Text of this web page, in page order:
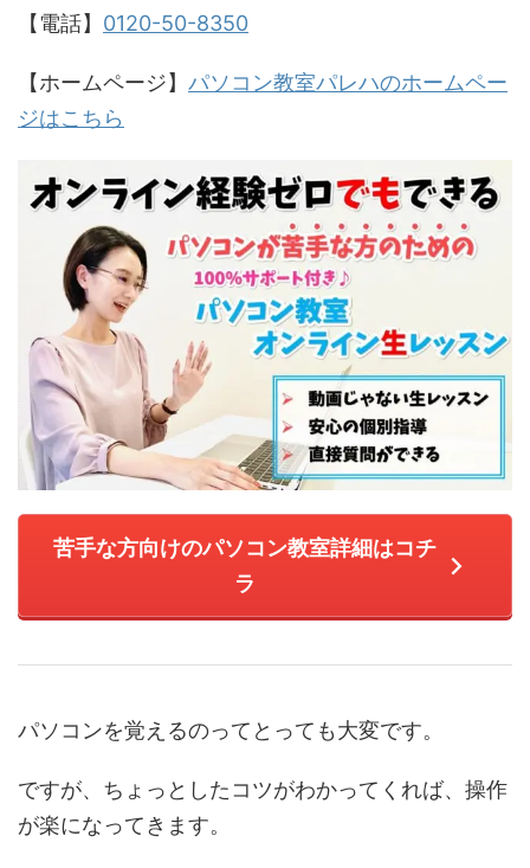
【電話】 0120-50-8350
【ホームページ】 パソコン教室パレハのホームペー
ジはこちら
苦手な方向けのパソコン教室詳細はコチ
ラ
パソコンを覚えるのってとっても大変です。
ですが、ちょっとしたコツがわかってくれば、操作
が楽になってきます。